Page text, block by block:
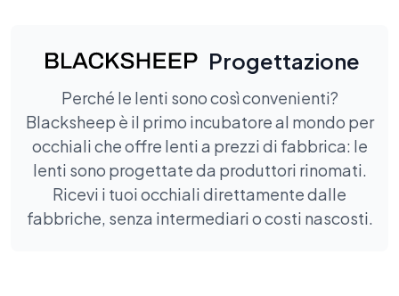
Progettazione
Perché le lenti sono così convenienti?
Blacksheep è il primo incubatore al mondo per
occhiali che offre lenti a prezzi di fabbrica: le
lenti sono progettate da produttori rinomati.
Ricevi i tuoi occhiali direttamente dalle
fabbriche, senza intermediari o costi nascosti.